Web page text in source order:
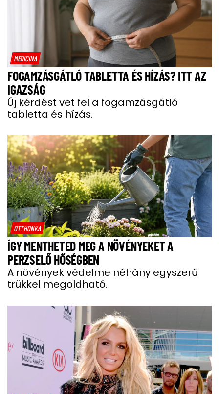
MEDICINA
FOGAMZÁSGÁTLÓ TABLETTA ÉS HÍZÁS? ITT AZ
IGAZSÁG
Új kérdést vet fel a fogamzásgátló
tabletta és hízás.
OTTHONKA
ÍGY MENTHETED MEG A NÖVÉNYEKET A
PERZSELŐ HŐSÉGBEN
A növények védelme néhány egyszerű
trükkel megoldható.